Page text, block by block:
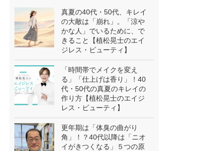
真夏の40代・50代、キレイ
の大敵は「崩れ」。「涼や
かな人」でいるために、で
きること【植松晃士のエイ
ジレス・ビューティ】
「時間帯でメイクを変え
る」「仕上げは香り」！40
代・50代の真夏のキレイの
作り方【植松晃士のエイジ
レス・ビューティ】
更年期は「体臭の曲がり
角」！？40代以降は「ニオ
イがきつくなる」５つの原